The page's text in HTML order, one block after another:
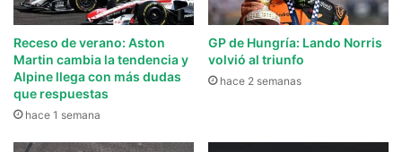
Receso de verano: Aston
Martin cambia la tendencia y
Alpine llega con más dudas
que respuestas
hace 1 semana
GP de Hungría: Lando Norris
volvió al triunfo
hace 2 semanas